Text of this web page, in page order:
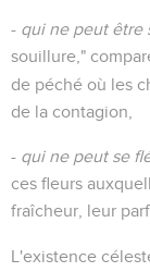
- qui ne peut être
souillure,"
de péché où les
de la contagion,
- qui ne peut se
ces fleurs
fraîcheur, leur
L'existence